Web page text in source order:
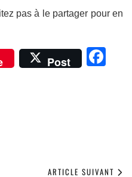
pas à le partager pour en
Post
ARTICLE SUIVANT